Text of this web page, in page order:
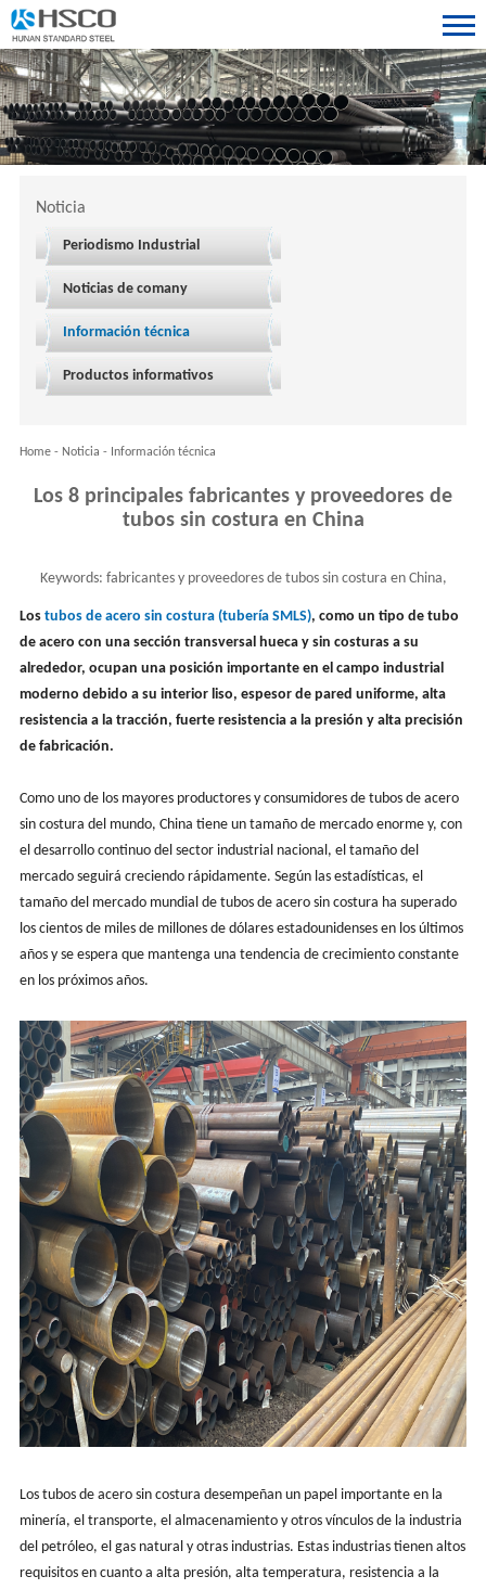
Noticia
Periodismo Industrial
Noticias de comany
Información técnica
Productos informativos
Home- Noticia - Información técnica
Los 8 principales fabricantes y proveedores de
tubos sin costura en China
Keywords: fabricantes y proveedores de tubos sin costura en China,
fábrica de tubos de acero sin costura
Los tubos de acero sin costura (tubería SMLS), como un tipo de tubo
de acero con una sección transversal hueca y sin costuras a su
alrededor, ocupan una posición importante en el campo industrial
moderno debido a su interior liso, espesor de pared uniforme, alta
resistencia a la tracción, fuerte resistencia a la presión y alta precisión
de fabricación.
Como uno de los mayores productores y consumidores de tubos de acero
sin costura del mundo, China tiene un tamaño de mercado enorme y, con
el desarrollo continuo del sector industrial nacional, el tamaño del
mercado seguirá creciendo rápidamente. Según las estadísticas, el
tamaño del mercado mundial de tubos de acero sin costura ha superado
los cientos de miles de millones de dólares estadounidenses en los últimos
años y se espera que mantenga una tendencia de crecimiento constante
en los próximos años.
Los tubos de acero sin costura desempeñan un papel importante en la
minería, el transporte, el almacenamiento y otros vínculos de la industria
del petróleo, el gas natural y otras industrias. Estas industrias tienen altos
requisitos en cuanto a alta presión, alta temperatura, resistencia a la